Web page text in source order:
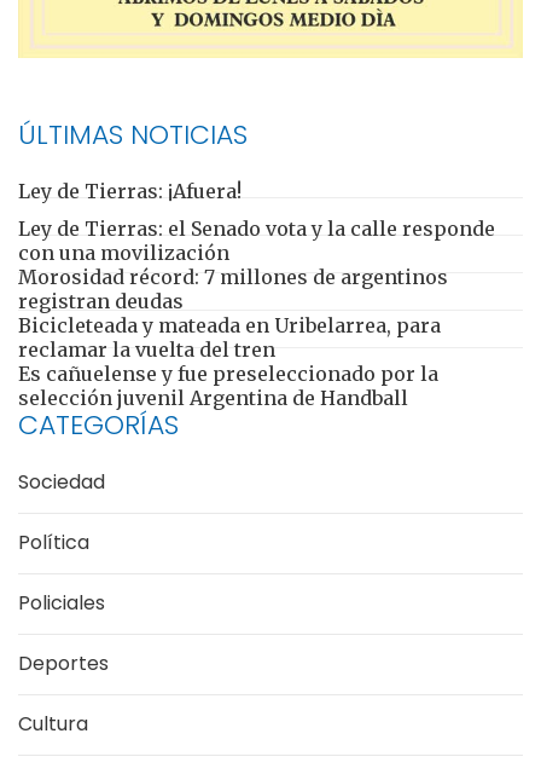
ÚLTIMAS NOTICIAS
Ley de Tierras: ¡Afuera!
Ley de Tierras: el Senado vota y la calle responde
con una movilización
Morosidad récord: 7 millones de argentinos
registran deudas
Bicicleteada y mateada en Uribelarrea, para
reclamar la vuelta del tren
Es cañuelense y fue preseleccionado por la
selección juvenil Argentina de Handball
CATEGORÍAS
Sociedad
Política
Policiales
Deportes
Cultura